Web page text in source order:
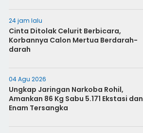
24 jam lalu
Cinta Ditolak Celurit Berbicara,
Korbannya Calon Mertua Berdarah-
darah
04 Agu 2026
Ungkap Jaringan Narkoba Rohil,
Amankan 86 Kg Sabu 5.171 Ekstasi dan
Enam Tersangka